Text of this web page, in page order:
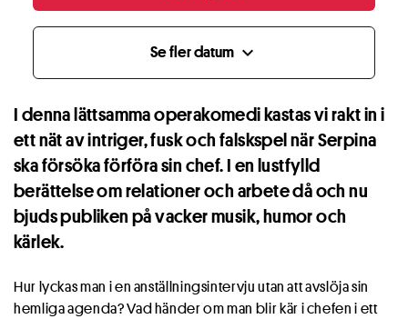
Se fler datum expand_more
I denna lättsamma operakomedi kastas vi rakt in i
ett nät av intriger, fusk och falskspel när Serpina
ska försöka förföra sin chef. I en lustfylld
berättelse om relationer och arbete då och nu
bjuds publiken på vacker musik, humor och
kärlek.
Hur lyckas man i en anställningsintervju utan att avslöja sin
hemliga agenda? Vad händer om man blir kär i chefen i ett